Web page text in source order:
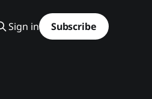
Sign in Subscribe